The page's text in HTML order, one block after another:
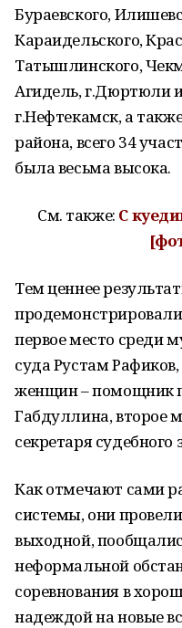
Бураевского,
Караидельского,
Татышлинского,
Агидель, г.Дюртюли
г.Нефтекамск, а
района, всего 34
была весьма высока.
См. также: С
Тем ценнее
первое место среди
суда Рустам
женщин – помощник
Габдуллина, второе
секретаря
Как отмечают сами
системы, они
выходной,
неформальной
соревнования в
надеждой на новые